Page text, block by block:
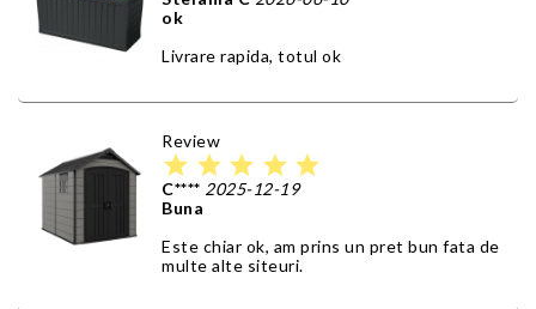
ok
Livrare rapida, totul ok
Review
star star star star star
C**** 2025-12-19
Buna
Este chiar ok, am prins un pret bun fata de
multe alte siteuri.